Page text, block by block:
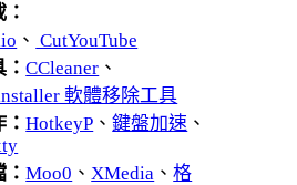
、 CutYouTube
：CCleaner 、
軟體移除工具
：HotkeyP 、鍵盤加速 、
：Moo0 、 XMedia 、格